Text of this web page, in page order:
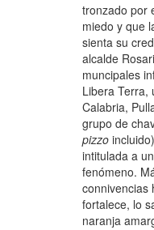
tronzado por
miedo y que
sienta su
alcalde
muncipales
Libera Terra,
Calabria,
grupo de
pizzo
intitulada a
fenómeno.
connivencias
fortalece, lo
naranja